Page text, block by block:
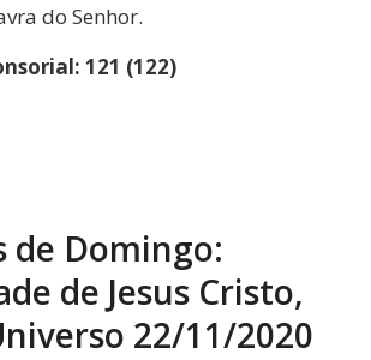
do Senhor.
121 (122)
de Domingo:
de Jesus Cristo,
22/11/2020